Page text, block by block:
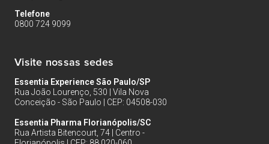
Telefone
0800 724 9099
Visite nossas sedes
Essentia Experience São Paulo/SP
Rua João Lourenço, 530 | Vila Nova
Conceição - São Paulo | CEP: 04508-030
Essentia Pharma Florianópolis/SC
Rua Artista Bitencourt, 74 | Centro -